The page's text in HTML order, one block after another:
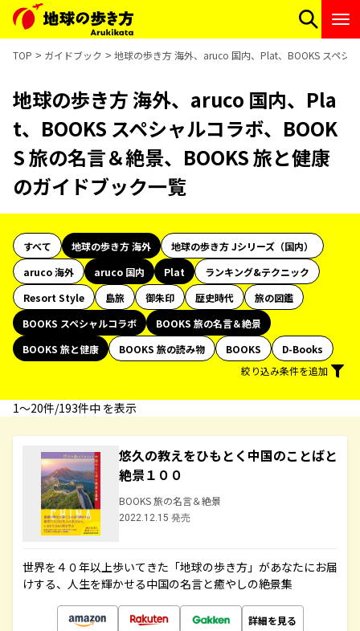
TOP ガイドブック 地球の歩き方 海外、aruco 国内、Plat、BOOKS スペシ
地球の歩き方 海外、aruco 国内、Pla
t、BOOKS スペシャルコラボ、BOOK
S 旅の名言＆絶景、BOOKS 旅と健康
のガイドブック一覧
すべて 地球の歩き方 海外
地球の歩き方 Jシリーズ（国内）
aruco 海外
aruco 国内 Plat
ランキング&テクニック
Resort Style
島旅 御朱印 歴史時代
旅の図鑑
BOOKS スペシャルコラボ
BOOKS 旅の名言＆絶景
BOOKS 旅と健康
BOOKS 旅の読み物 BOOKS
D-Books
絞り込み条件を追加
1〜20件/193件中 を表示
悠久の教えをひもとく中国のことばと
絶景１００
BOOKS 旅の名言＆絶景
2022.12.15 発売
世界を４０年以上歩いてきた「地球の歩き方」があなたにお届
けする、人生を輝かせる中国の名言と癒やしの絶景集
詳細を見る